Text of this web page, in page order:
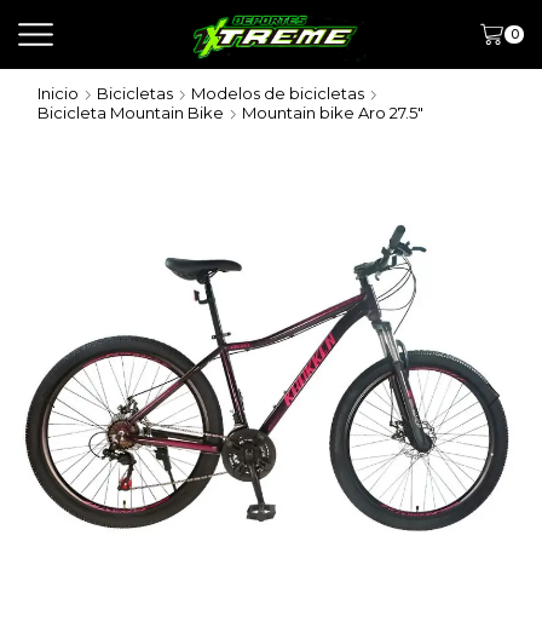
0
Inicio Bicicletas
Modelos de bicicletas
Bicicleta Mountain Bike
Mountain bike Aro 27.5"